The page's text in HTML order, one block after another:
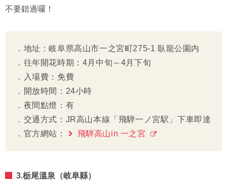
不要錯過囉！
．地址：岐阜県高山市一之宮町275-1 臥龍公園内
．往年開花時期：4月中旬～4月下旬
．入場費：免費
．開放時間：24小時
．夜間點燈：有
．交通方式：JR高山本線「飛騨一ノ宮駅」下車即達
．官方網站：
飛騨高山in 一之宮
3.栃尾溫泉（岐阜縣）